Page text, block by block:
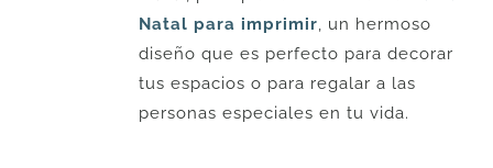
Natal para imprimir, un hermoso
diseño que es perfecto para decorar
tus espacios o para regalar a las
personas especiales en tu vida.